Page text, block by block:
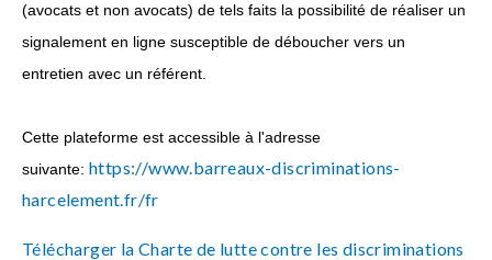
(avocats et non avocats) de tels faits la possibilité de réaliser un
signalement en ligne susceptible de déboucher vers un
entretien avec un référent.
Cette plateforme est accessible à l'adresse
suivante: https://www.barreaux-discriminations-
harcelement.fr/fr
Télécharger la Charte de lutte contre les discriminations